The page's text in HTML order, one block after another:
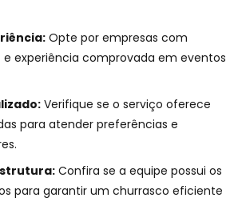
Opte por empresas com
e experiência comprovada em eventos
Verifique se o serviço oferece
para atender preferências e
Confira se a equipe possui os
para garantir um churrasco eficiente